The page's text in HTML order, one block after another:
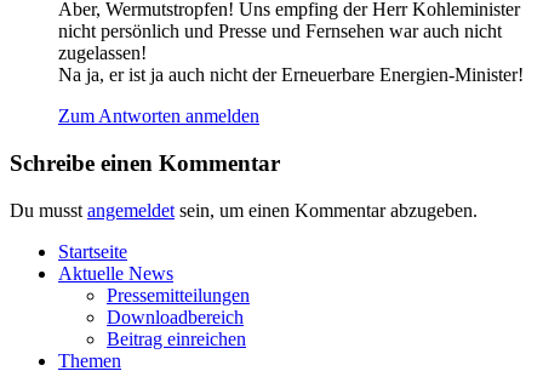
Aber, Wer­muts­trop­fen! Uns emp­fing der Herr Koh­le­mi­nis­ter
nicht per­sön­lich und Pres­se und Fern­se­hen war auch nicht
zugelassen!
Na ja, er ist ja auch nicht der Erneu­er­ba­re Energien-Minister!
Zum Antworten anmelden
Schreibe einen Kommentar
Du musst angemeldet sein, um einen Kommentar abzugeben.
Start­sei­te
Aktu­el­le News
Pres­se­mit­tei­lun­gen
Down­load­be­reich
Bei­trag einreichen
The­men